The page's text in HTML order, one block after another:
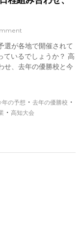
o
高
校
野
大
会
2
シ
選が各地で開催されて
ているでしょうか？ 高
せ、去年の優勝校と今
年の予想 ・ 去年の優勝校 ・
・ 高知大会